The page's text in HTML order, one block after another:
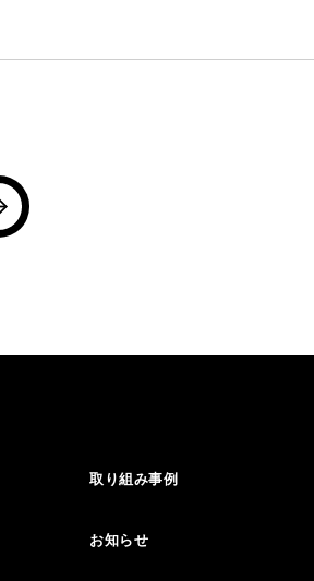
取り組み事例
お知らせ